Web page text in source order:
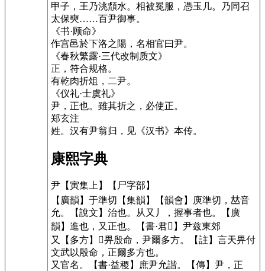
甲子，王乃洮頮水。相被冕服，憑玉几。乃同召
太保奭……百尹御事。
《书·顾命》
作宫邑於下洛之陽，名相官曰尹。
《春秋繁露·三代改制质文》
正，符合规格。
有乾肉折俎，二尹。
《仪礼·士虞礼》
尹，正也。雖其折之，必使正。
郑玄注
姓。汉有尹翁归，见《汉书》本传。
康熙字典
尹 【寅集上】
【尸字部】
【廣韻】 于準切 【集韻】 【韻會】 庾準切 ，𠀤音
允。
【說文】 治也。从又丿，握事者也。
【廣
韻】 進也，又正也。 【書·君𨻰】 尹兹東郊
又
【多方】 𥳑畀殷命，尹爾多方。
【註】言天畀付
文武以殷命，正爾多方也。
又官名。
【書·益稷】 庶尹允諧。 【傳】 尹，正